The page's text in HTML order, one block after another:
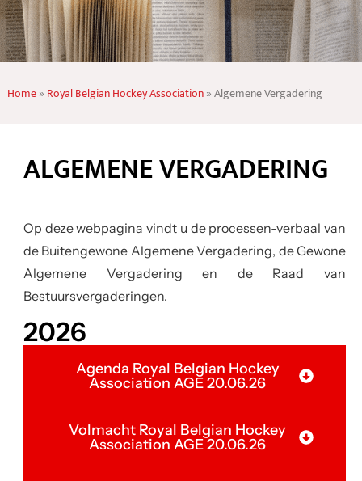
Home» Royal Belgian Hockey Association»Algemene Vergadering
ALGEMENE VERGADERING
Op deze webpagina vindt u de processen-verbaal van
de Buitengewone Algemene Vergadering, de Gewone
Algemene Vergadering en de Raad van
Bestuursvergaderingen.
2026
Agenda Royal Belgian Hockey
Association AGE 20.06.26
Volmacht Royal Belgian Hockey
Association AGE 20.06.26